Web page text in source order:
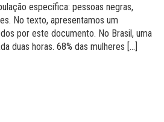
específica: pessoas negras,
No texto, apresentamos um
por este documento. No Brasil, uma
duas horas. 68% das mulheres […]